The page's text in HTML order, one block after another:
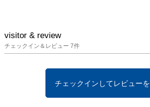
ティ（1475+1564）
レオナルドは、ミケラン
ジェロよりも23歳年上で
すが、2人は「宿命のラ
す。フィレンツェのヴェ
ッキオ宮殿の壁画におけ
visitor & review
チェックイン＆レビュー 7件
チェックインしてレビューを